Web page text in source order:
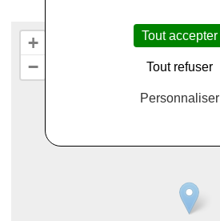
+
−
Tout accepter
Tout refuser
Personnaliser